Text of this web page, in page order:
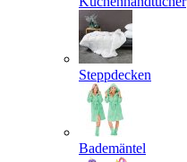
Steppdecken
Bademäntel